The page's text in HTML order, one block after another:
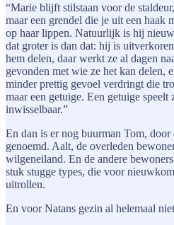
“Marie blijft stilstaan voor de
maar een grendel die je uit een haak
op haar lippen. Natuurlijk is hij
dat groter is dan dat: hij is
hem delen, daar werkt ze al dagen
gevonden met wie ze het kan delen,
minder prettig gevoel verdringt die
maar een getuige. Een getuige speelt
inwisselbaar.”
En dan is er nog buurman Tom, door
genoemd. Aalt, de overleden
wilgeneiland. En de andere
stuk stugge types, die voor
uitrollen.
En voor Natans gezin al helemaal